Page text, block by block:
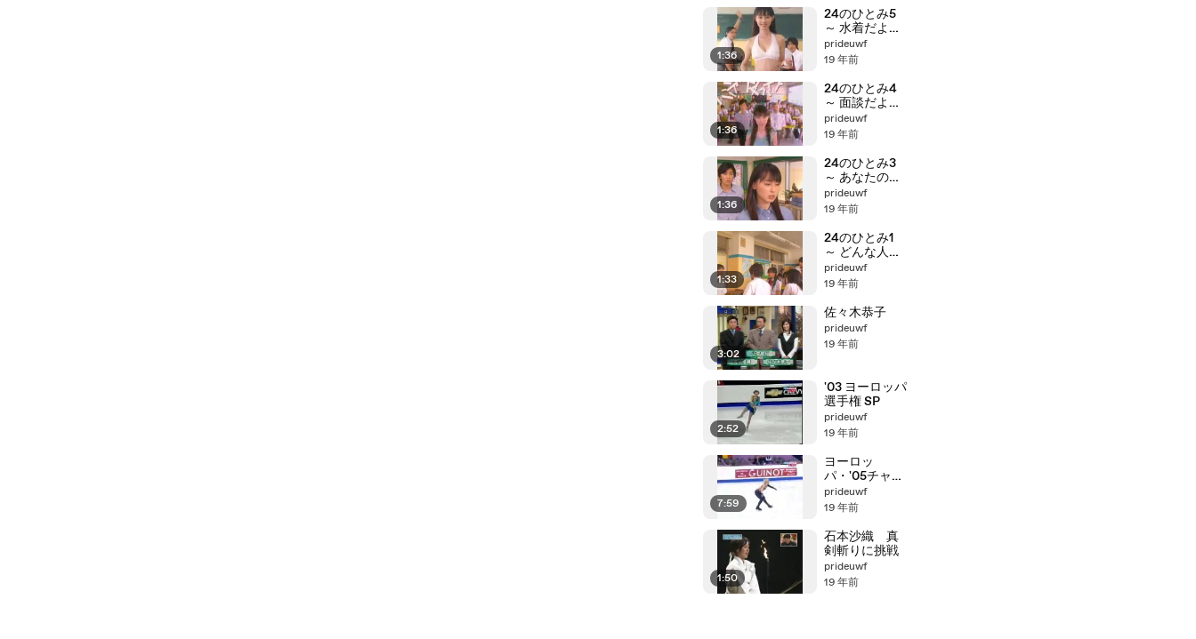
1:36
24のひとみ5
～ 水着だよ！
ひとみ先生
prideuwf
19 年前
1:36
24のひとみ4
～ 面談だよ！
ひとみ先生①
prideuwf
19 年前
1:36
24のひとみ3
～ あなたのた
めなら…①
prideuwf
19 年前
1:33
24のひとみ1
～ どんな人な
の?ひとみ先生
prideuwf
19 年前
3:02
佐々木恭子
prideuwf
19 年前
2:52
'03 ヨーロッパ
選手権 SP
prideuwf
19 年前
7:59
ヨーロッ
パ・'05チャン
ピオンシップ
LP
prideuwf
19 年前
1:50
石本沙織 真
剣斬りに挑戦
prideuwf
19 年前